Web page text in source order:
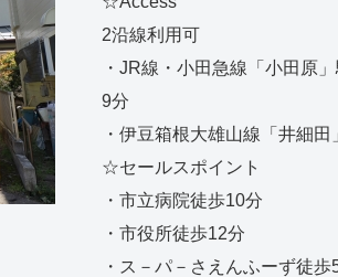
2沿線利用可
・JR線・小田急線「小田原
9分
・伊豆箱根大雄山線「井細
☆セールスポイント
・市立病院徒歩10分
・市役所徒歩12分
・ス－パ－さえんふーず徒歩